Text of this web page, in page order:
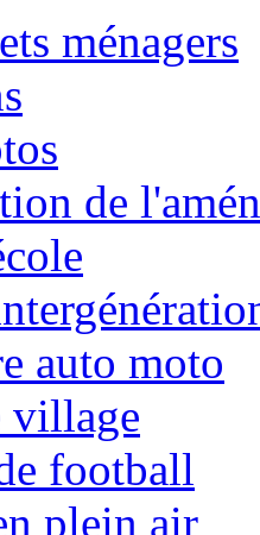
ménagers
de
auto moto
village
football
plein air